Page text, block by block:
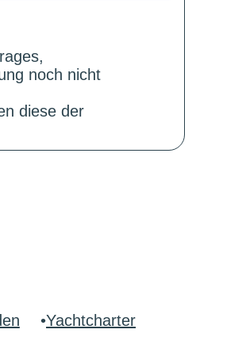
noch nicht
diese der
•Yachtcharter